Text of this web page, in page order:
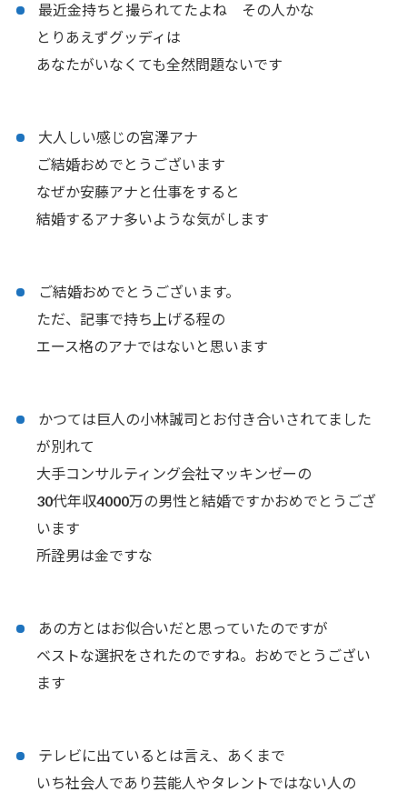
最近金持ちと撮られてたよね その人かな
とりあえずグッディは
あなたがいなくても全然問題ないです
大人しい感じの宮澤アナ
ご結婚おめでとうございます
なぜか安藤アナと仕事をすると
結婚するアナ多いような気がします
ご結婚おめでとうございます。
ただ、記事で持ち上げる程の
エース格のアナではないと思います
かつては巨人の小林誠司とお付き合いされてました
が別れて
大手コンサルティング会社マッキンゼーの
30代年収4000万の男性と結婚ですかおめでとうござ
います
所詮男は金ですな
あの方とはお似合いだと思っていたのですが
ベストな選択をされたのですね。おめでとうござい
ます
テレビに出ているとは言え、あくまで
いち社会人であり芸能人やタレントではない人の